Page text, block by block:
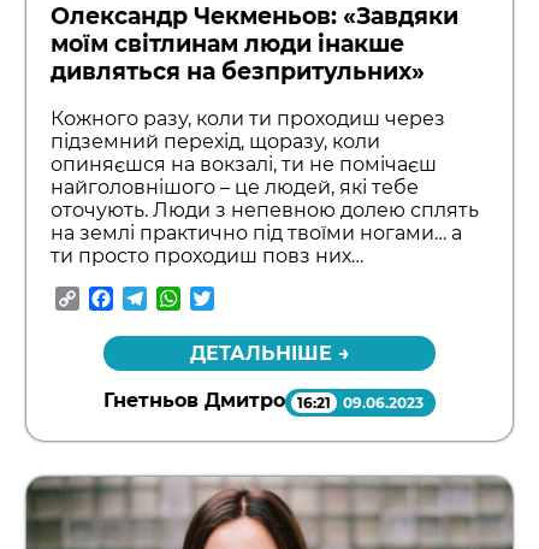
Олександр Чекменьов: «Завдяки
моїм світлинам люди інакше
дивляться на безпритульних»
Кожного разу, коли ти проходиш через
підземний перехід, щоразу, коли
опиняєшся на вокзалі, ти не помічаєш
найголовнішого – це людей, які тебе
оточують. Люди з непевною долею сплять
на землі практично під твоїми ногами… а
ти просто проходиш повз них…
CopyFacebook
TelegramWhatsApp
ДЕТАЛЬНІШЕ →
Гнетньов Дмитро 16:21 09.06.2023